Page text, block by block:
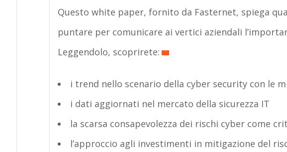
Questo white paper, fornito da Fasternet, spiega
puntare per comunicare ai vertici aziendali
Leggendolo, scoprirete:
i trend nello scenario della cyber security con le
i dati aggiornati nel mercato della sicurezza IT
la scarsa consapevolezza dei rischi cyber come
l’approccio agli investimenti in mitigazione del